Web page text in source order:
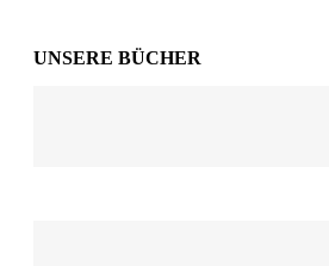
UNSERE BÜCHER